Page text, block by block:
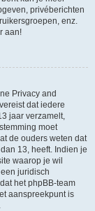
privéberichten
enz.
aan!
Privacy and
dat iedere
jaar verzamelt,
moet
de ouders weten dat
13, heeft. Indien je
waarop je wil
juridisch
het phpBB-team
aanspreekpunt is